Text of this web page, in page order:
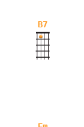
B7